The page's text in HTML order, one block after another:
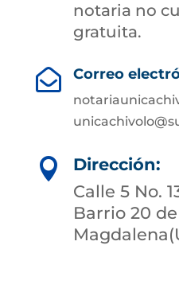
notaria no
gratuita.
 Correo

Dirección:
Calle 5 No.
Barrio 20